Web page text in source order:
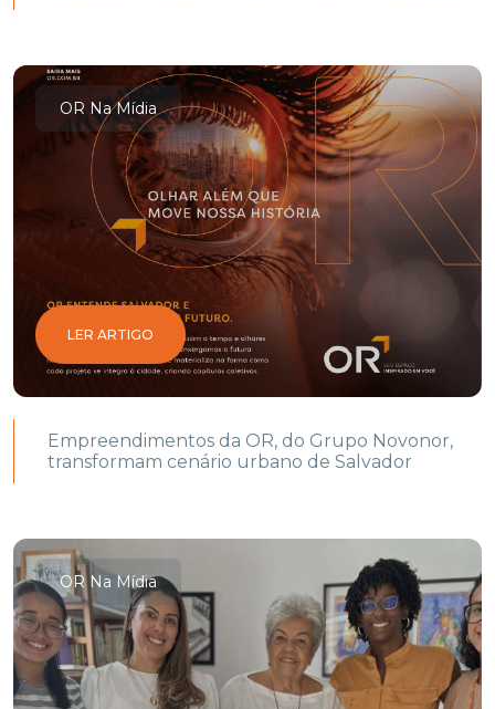
OR Na Mídia
LER ARTIGO
Empreendimentos da OR, do Grupo Novonor,
transformam cenário urbano de Salvador
OR Na Mídia